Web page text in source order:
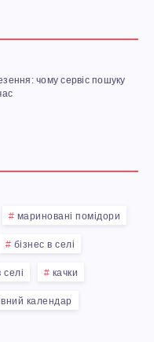
чому сервіс пошуку
мариновані помідори
бізнес в селі
качки
календар